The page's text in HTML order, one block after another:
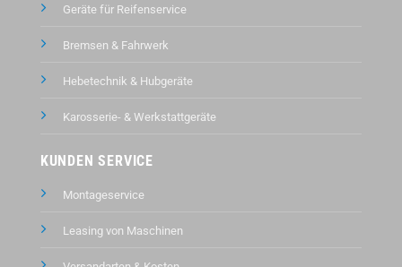
Geräte für Reifenservice
Bremsen & Fahrwerk
Hebetechnik & Hubgeräte
Karosserie- & Werkstattgeräte
KUNDEN SERVICE
Montageservice
Leasing von Maschinen